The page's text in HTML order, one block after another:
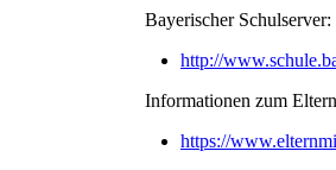
Bayerischer Schulserver:
http://
Informationen zum
https://